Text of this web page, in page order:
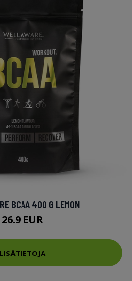
BCAA 400 G LEMON
26.9 EUR
LISÄTIETOJA